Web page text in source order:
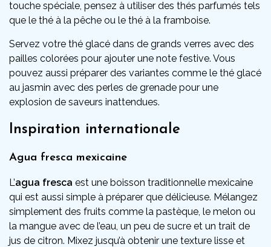
touche spéciale, pensez à utiliser des thés parfumés tels
que le thé à la pêche ou le thé à la framboise.
Servez votre thé glacé dans de grands verres avec des
pailles colorées pour ajouter une note festive. Vous
pouvez aussi préparer des variantes comme le thé glacé
au jasmin avec des perles de grenade pour une
explosion de saveurs inattendues.
Inspiration internationale
Agua fresca mexicaine
L’agua fresca est une boisson traditionnelle mexicaine
qui est aussi simple à préparer que délicieuse. Mélangez
simplement des fruits comme la pastèque, le melon ou
la mangue avec de l’eau, un peu de sucre et un trait de
jus de citron. Mixez jusqu’à obtenir une texture lisse et